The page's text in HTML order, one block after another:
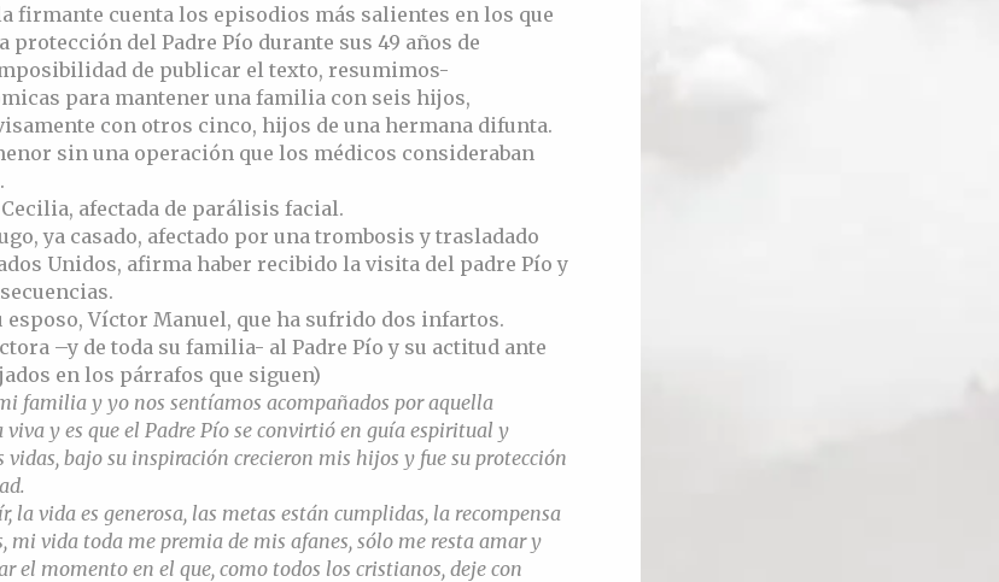
firmante cuenta los episodios más salientes en los que
protección del Padre Pío durante sus 49 años de
de publicar el texto, resumimos-
para mantener una familia con seis hijos,
con otros cinco, hijos de una hermana difunta.
sin una operación que los médicos consideraban
afectada de parálisis facial.
ya casado, afectado por una trombosis y trasladado
Unidos, afirma haber recibido la visita del padre Pío y
esposo, Víctor Manuel, que ha sufrido dos infartos.
–y de toda su familia- al Padre Pío y su actitud ante
en los párrafos que siguen)
familia y yo nos sentíamos acompañados por aquella
viva y es que el Padre Pío se convirtió en guía espiritual y
vidas, bajo su inspiración crecieron mis hijos y fue su protección
la vida es generosa, las metas están cumplidas, la recompensa
mi vida toda me premia de mis afanes, sólo me resta amar y
el momento en el que, como todos los cristianos, deje con